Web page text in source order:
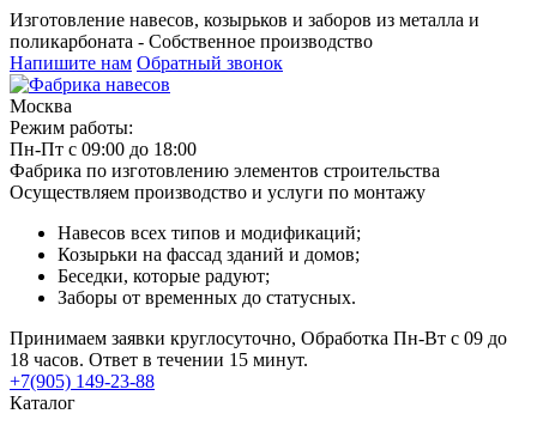
Изготовление навесов, козырьков и заборов из металла и
поликарбоната - Собственное производство
Напишите нам Обратный звонок
Москва
Режим работы:
Пн-Пт с 09:00 до 18:00
Фабрика по изготовлению элементов строительства
Осуществляем производство и услуги по монтажу
Навесов всех типов и модификаций;
Козырьки на фассад зданий и домов;
Беседки, которые радуют;
Заборы от временных до статусных.
Принимаем заявки круглосуточно, Обработка Пн-Вт с 09 до
18 часов. Ответ в течении 15 минут.
+7(905) 149-23-88
Каталог